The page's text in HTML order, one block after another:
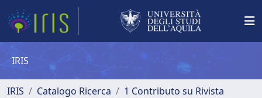
IRIS
IRIS Catalogo Ricerca
1 Contributo su Rivista